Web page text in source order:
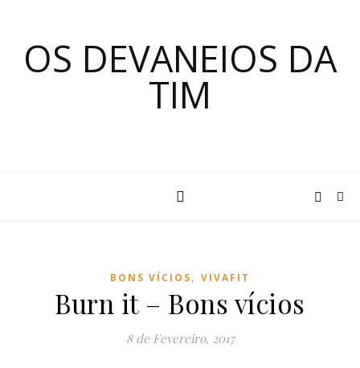
OS DEVANEIOS DA
TIM
BONS VÍCIOS, VIVAFIT
Burn it – Bons vícios
8 de Fevereiro, 2017